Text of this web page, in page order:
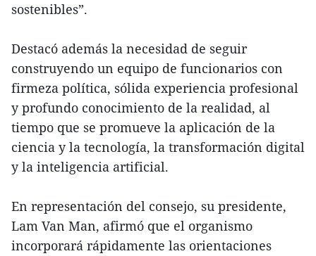
sostenibles”.
Destacó además la necesidad de seguir
construyendo un equipo de funcionarios con
firmeza política, sólida experiencia profesional
y profundo conocimiento de la realidad, al
tiempo que se promueve la aplicación de la
ciencia y la tecnología, la transformación digital
y la inteligencia artificial.
En representación del consejo, su presidente,
Lam Van Man, afirmó que el organismo
incorporará rápidamente las orientaciones